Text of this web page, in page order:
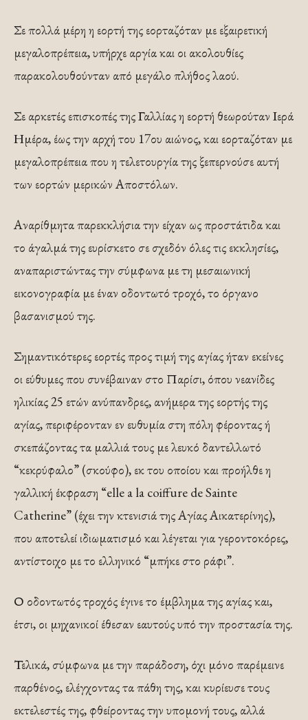
Σε πολλά μέρη η εορτή της εορταζόταν με εξαιρετική
μεγαλοπρέπεια, υπήρχε αργία και οι ακολουθίες
παρακολουθούνταν από μεγάλο πλήθος λαού.
Σε αρκετές επισκοπές της Γαλλίας η εορτή θεωρούταν Ιερά
Ημέρα, έως την αρχή του 17ου αιώνος, και εορταζόταν με
μεγαλοπρέπεια που η τελετουργία της ξεπερνούσε αυτή
των εορτών μερικών Αποστόλων.
Αναρίθμητα παρεκκλήσια την είχαν ως προστάτιδα και
το άγαλμά της ευρίσκετο σε σχεδόν όλες τις εκκλησίες,
αναπαριστώντας την σύμφωνα με τη μεσαιωνική
εικονογραφία με έναν οδοντωτό τροχό, το όργανο
βασανισμού της.
Σημαντικότερες εορτές προς τιμή της αγίας ήταν εκείνες
οι εύθυμες που συνέβαιναν στο Παρίσι, όπου νεανίδες
ηλικίας 25 ετών ανύπανδρες, ανήμερα της εορτής της
αγίας, περιφέρονταν εν ευθυμία στη πόλη φέροντας ή
σκεπάζοντας τα μαλλιά τους με λευκό δαντελλωτό
“κεκρύφαλο” (σκούφο), εκ του οποίου και προήλθε η
γαλλική έκφραση “elle a la coiffure de Sainte
Catherine” (έχει την κτενισιά της Αγίας Αικατερίνης),
που αποτελεί ιδιωματισμό και λέγεται για γεροντοκόρες,
αντίστοιχο με το ελληνικό “μπήκε στο ράφι”.
Ο οδοντωτός τροχός έγινε το έμβλημα της αγίας και,
έτσι, οι μηχανικοί έθεσαν εαυτούς υπό την προστασία της.
Τελικά, σύμφωνα με την παράδοση, όχι μόνο παρέμεινε
παρθένος, ελέγχοντας τα πάθη της, και κυρίευσε τους
εκτελεστές της, φθείροντας την υπομονή τους, αλλά